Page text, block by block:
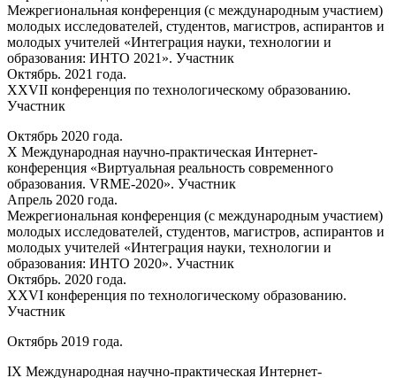
Межрегиональная конференция (с международным участием)
молодых исследователей, студентов, магистров, аспирантов и
молодых учителей «Интеграция науки, технологии и
образования: ИНТО 2021». Участник
Октябрь. 2021 года.
XXVII конференция по технологическому образованию.
Участник
Октябрь 2020 года.
X Международная научно-практическая Интернет-
конференция «Виртуальная реальность современного
образования. VRME-2020». Участник
Апрель 2020 года.
Межрегиональная конференция (с международным участием)
молодых исследователей, студентов, магистров, аспирантов и
молодых учителей «Интеграция науки, технологии и
образования: ИНТО 2020». Участник
Октябрь. 2020 года.
XXVI конференция по технологическому образованию.
Участник
Октябрь 2019 года.
IX Международная научно-практическая Интернет-